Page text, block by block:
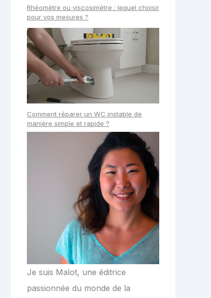
Rhéomètre ou viscosimètre : lequel choisir
pour vos mesures ?
Comment réparer un WC instable de
manière simple et rapide ?
Je suis Malot, une éditrice
passionnée du monde de la